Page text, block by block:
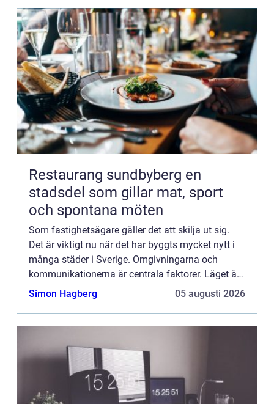
Restaurang sundbyberg en
stadsdel som gillar mat, sport
och spontana möten
Som fastighetsägare gäller det att skilja ut sig.
Det är viktigt nu när det har byggts mycket nytt i
många städer i Sverige. Omgivningarna och
kommunikationerna är centrala faktorer. Läget är
naturligtvis...
Simon Hagberg 05 augusti 2026